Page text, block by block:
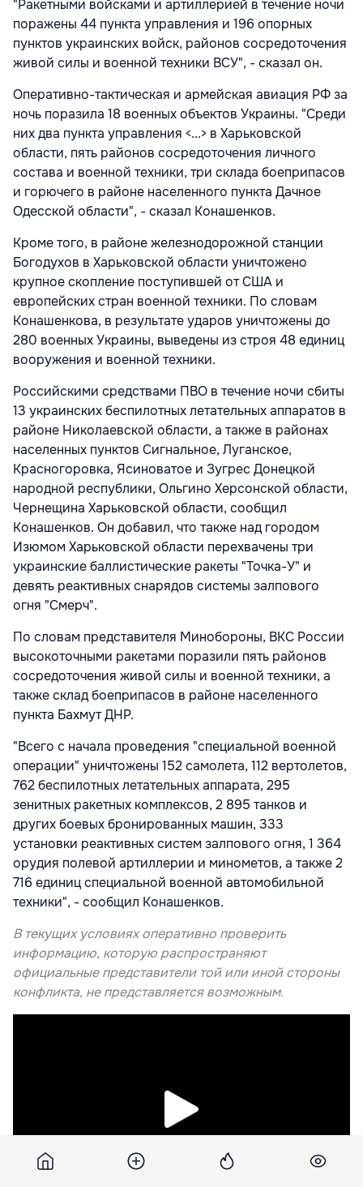
"Ракетными войсками и артиллерией в течение ночи
поражены 44 пункта управления и 196 опорных
пунктов украинских войск, районов сосредоточения
живой силы и военной техники ВСУ", - сказал он.
Оперативно-тактическая и армейская авиация РФ за
ночь поразила 18 военных объектов Украины. "Среди
них два пункта управления <...> в Харьковской
области, пять районов сосредоточения личного
состава и военной техники, три склада боеприпасов
и горючего в районе населенного пункта Дачное
Одесской области", - сказал Конашенков.
Кроме того, в районе железнодорожной станции
Богодухов в Харьковской области уничтожено
крупное скопление поступившей от США и
европейских стран военной техники. По словам
Конашенкова, в результате ударов уничтожены до
280 военных Украины, выведены из строя 48 единиц
вооружения и военной техники.
Российскими средствами ПВО в течение ночи сбиты
13 украинских беспилотных летательных аппаратов в
районе Николаевской области, а также в районах
населенных пунктов Сигнальное, Луганское,
Красногоровка, Ясиноватое и Зугрес Донецкой
народной республики, Ольгино Херсонской области,
Чернещина Харьковской области, сообщил
Конашенков. Он добавил, что также над городом
Изюмом Харьковской области перехвачены три
украинские баллистические ракеты "Точка-У" и
девять реактивных снарядов системы залпового
огня "Смерч".
По словам представителя Минобороны, ВКС России
высокоточными ракетами поразили пять районов
сосредоточения живой силы и военной техники, а
также склад боеприпасов в районе населенного
пункта Бахмут ДНР.
"Всего с начала проведения "специальной военной
операции" уничтожены 152 самолета, 112 вертолетов,
762 беспилотных летательных аппарата, 295
зенитных ракетных комплексов, 2 895 танков и
других боевых бронированных машин, 333
установки реактивных систем залпового огня, 1 364
орудия полевой артиллерии и минометов, а также 2
716 единиц специальной военной автомобильной
техники", - сообщил Конашенков.
В текущих условиях оперативно проверить
информацию, которую распространяют
официальные представители той или иной стороны
конфликта, не представляется возможным.